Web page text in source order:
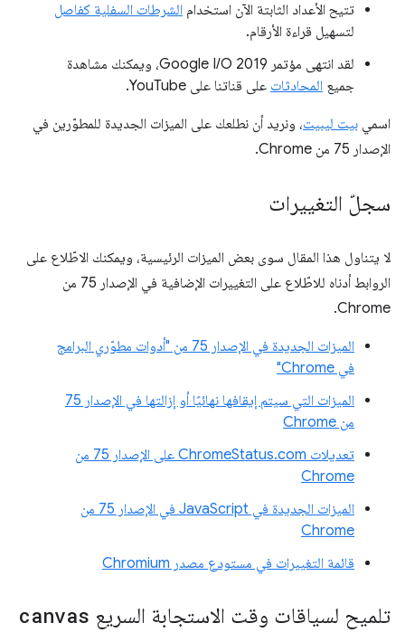
تتيح الأعداد الثابتة الآن استخدام الشرطات السفلية كفاصل
لتسهيل قراءة الأرقام.
لقد انتهى مؤتمر Google I/O 2019، ويمكنك مشاهدة
جميع المحادثات على قناتنا على YouTube.
اسمي بيت ليبيت، ونريد أن نطلعك على الميزات الجديدة للمطوّرين في
الإصدار 75 من Chrome.
سجلّ التغييرات
لا يتناول هذا المقال سوى بعض الميزات الرئيسية، ويمكنك الاطّلاع على
الروابط أدناه للاطّلاع على التغييرات الإضافية في الإصدار 75 من
Chrome.
الميزات الجديدة في الإصدار 75 من "أدوات مطوّري البرامج
في Chrome"
الميزات التي سيتم إيقافها نهائيًا أو إزالتها في الإصدار 75
من Chrome
تعديلات ChromeStatus.com على الإصدار 75 من
Chrome
الميزات الجديدة في JavaScript في الإصدار 75 من
Chrome
قائمة التغييرات في مستودع مصدر Chromium
تلميح لسياقات وقت الاستجابة السريع canvas